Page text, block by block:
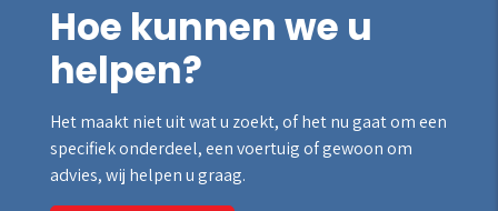
Hoe kunnen we u
helpen?
Het maakt niet uit wat u zoekt, of het nu gaat om een
specifiek onderdeel, een voertuig of gewoon om
advies, wij helpen u graag.